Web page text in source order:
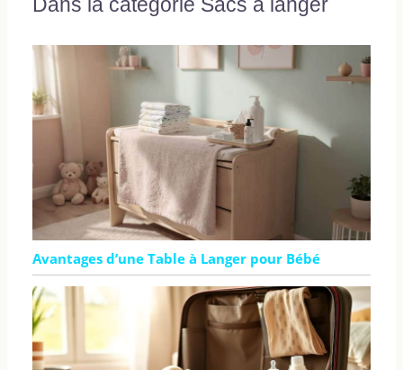
Avantages d’une Table à Langer pour Bébé